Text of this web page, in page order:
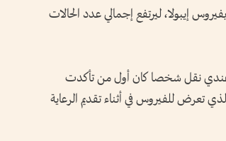
إيبولا، ⁠ليرتفع إجمالي عدد الحالات
نقل شخصا كان ​أول من ‌تأكدت
⁠تعرض للفيروس في أثناء تقديم الرعاية